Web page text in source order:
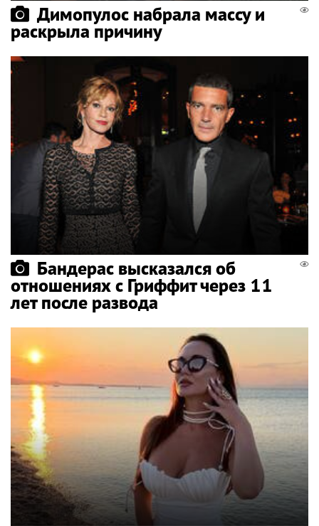
Димопулос набрала массу и
раскрыла причину
Бандерас высказался об
отношениях с Гриффит через 11
лет после развода